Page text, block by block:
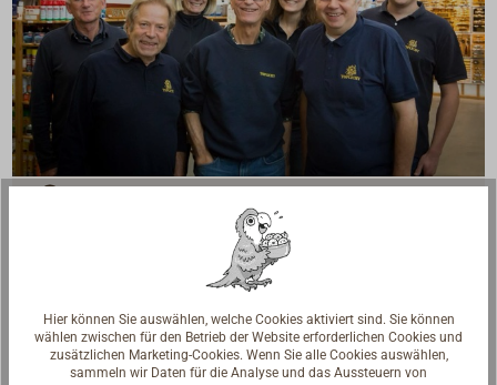
Reden Sie mit Handwerkern, Bootsbauern und
Seglerinnen. Wir verstehen Ihre Fragen und geben die
Experten kontaktieren
Hier können Sie auswählen, welche Cookies aktiviert sind. Sie können
wählen zwischen für den Betrieb der Website erforderlichen Cookies und
zusätzlichen Marketing-Cookies. Wenn Sie alle Cookies auswählen,
sammeln wir Daten für die Analyse und das Aussteuern von